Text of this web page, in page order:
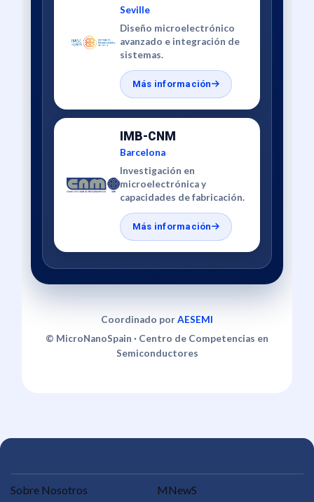
Seville
Diseño microelectrónico
avanzado e integración de
sistemas.
Más información
IMB-CNM
Barcelona
Investigación en
microelectrónica y
capacidades de fabricación.
Más información
Coordinado porAESEMI
© MicroNanoSpain · Centro de Competencias en
Semiconductores
Sobre Nosotros
MNewS